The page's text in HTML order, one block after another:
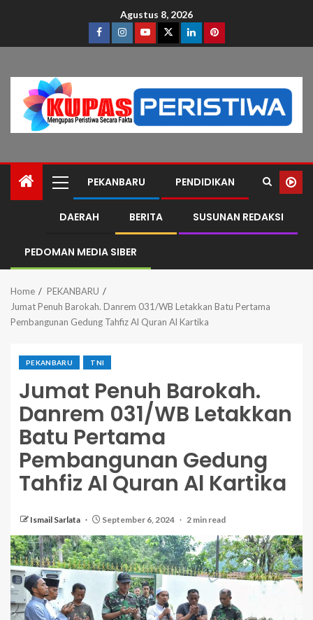
Agustus 8, 2026
PEKANBARU PENDIDIKAN
DAERAH BERITA SUSUNAN REDAKSI
PEDOMAN MEDIA SIBER
Home
PEKANBARU
Jumat Penuh Barokah. Danrem 031/WB Letakkan Batu Pertama
Pembangunan Gedung Tahfiz Al Quran Al Kartika
PEKANBARU TNI
Jumat Penuh Barokah.
Danrem 031/WB Letakkan
Batu Pertama
Pembangunan Gedung
Tahfiz Al Quran Al Kartika
Ismail Sarlata September 6, 2024 2 min read